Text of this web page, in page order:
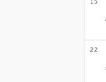
15
22